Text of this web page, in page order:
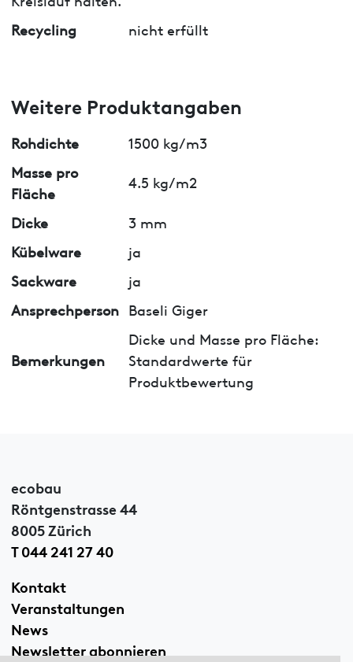
Recycling
nicht erfüllt
Weitere Produktangaben
Rohdichte
1500 kg/m3
Masse pro
Fläche
4.5 kg/m2
Dicke
3 mm
Kübelware
ja
Sackware
ja
Ansprechperson Baseli Giger
Bemerkungen
Dicke und Masse pro Fläche:
Standardwerte für
Produktbewertung
ecobau
Röntgenstrasse 44
8005 Zürich
T 044 241 27 40
Kontakt
Veranstaltungen
News
Newsletter abonnieren